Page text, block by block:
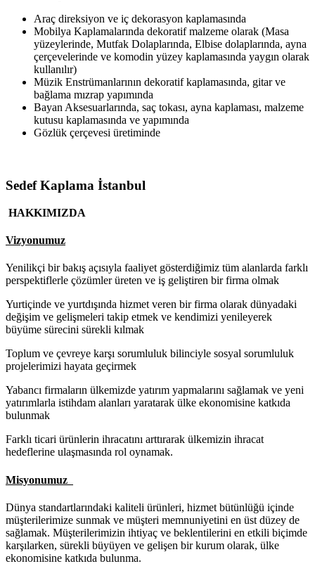
Araç direksiyon ve iç dekorasyon kaplamasında
Mobilya Kaplamalarında dekoratif malzeme olarak (Masa
yüzeylerinde, Mutfak Dolaplarında, Elbise dolaplarında, ayna
çerçevelerinde ve komodin yüzey kaplamasında yaygın olarak
kullanılır)
Müzik Enstrümanlarının dekoratif kaplamasında, gitar ve
bağlama mızrap yapımında
Bayan Aksesuarlarında, saç tokası, ayna kaplaması, malzeme
kutusu kaplamasında ve yapımında
Gözlük çerçevesi üretiminde
Sedef Kaplama İstanbul
HAKKIMIZDA
Vizyonumuz
Yenilikçi bir bakış açısıyla faaliyet gösterdiğimiz tüm alanlarda farklı
perspektiflerle çözümler üreten ve iş geliştiren bir firma olmak
Yurtiçinde ve yurtdışında hizmet veren bir firma olarak dünyadaki
değişim ve gelişmeleri takip etmek ve kendimizi yenileyerek
büyüme sürecini sürekli kılmak
Toplum ve çevreye karşı sorumluluk bilinciyle sosyal sorumluluk
projelerimizi hayata geçirmek
Yabancı firmaların ülkemizde yatırım yapmalarını sağlamak ve yeni
yatırımlarla istihdam alanları yaratarak ülke ekonomisine katkıda
bulunmak
Farklı ticari ürünlerin ihracatını arttırarak ülkemizin ihracat
hedeflerine ulaşmasında rol oynamak.
Misyonumuz
Dünya standartlarındaki kaliteli ürünleri, hizmet bütünlüğü içinde
müşterilerimize sunmak ve müşteri memnuniyetini en üst düzey de
sağlamak. Müşterilerimizin ihtiyaç ve beklentilerini en etkili biçimde
karşılarken, sürekli büyüyen ve gelişen bir kurum olarak, ülke
ekonomisine katkıda bulunma.